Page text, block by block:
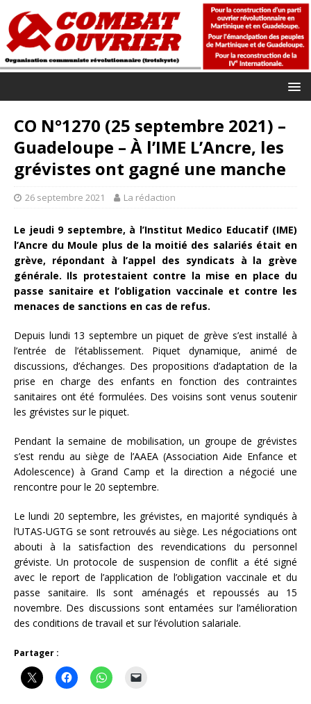
CO N°1270 (25 septembre 2021) –
Guadeloupe – À l’IME L’Ancre, les
grévistes ont gagné une manche
26 septembre 2021 La rédaction
Le jeudi 9 septembre, à l’Institut Medico Educatif (IME)
l’Ancre du Moule plus de la moitié des salariés était en
grève, répondant à l’appel des syndicats à la grève
générale. Ils protestaient contre la mise en place du
passe sanitaire et l’obligation vaccinale et contre les
menaces de sanctions en cas de refus.
Depuis lundi 13 septembre un piquet de grève s’est installé à
l’entrée de l’établissement. Piquet dynamique, animé de
discussions, d’échanges. Des propositions d’adaptation de la
prise en charge des enfants en fonction des contraintes
sanitaires ont été formulées. Des voisins sont venus soutenir
les grévistes sur le piquet.
Pendant la semaine de mobilisation, un groupe de grévistes
s’est rendu au siège de l’AAEA (Association Aide Enfance et
Adolescence) à Grand Camp et la direction a négocié une
rencontre pour le 20 septembre.
Le lundi 20 septembre, les grévistes, en majorité syndiqués à
l’UTAS-UGTG se sont retrouvés au siège. Les négociations ont
abouti à la satisfaction des revendications du personnel
gréviste. Un protocole de suspension de conflit a été signé
avec le report de l’application de l’obligation vaccinale et du
passe sanitaire. Ils sont aménagés et repoussés au 15
novembre. Des discussions sont entamées sur l’amélioration
des conditions de travail et sur l’évolution salariale.
Partager :